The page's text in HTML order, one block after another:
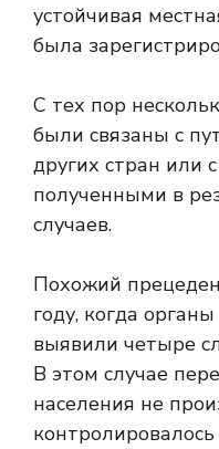
устойчивая
была
С тех пор
были связаны с
других стран или
полученными в
случаев.
Похожий
году, когда
выявили четыре
В этом случае
населения не